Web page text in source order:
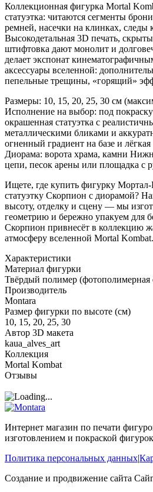
Коллекционная фигурка Mortal
статуэтка: читаются сегменты
ремней, насечки на клинках, следы
Высокодетальная 3D печать,
штифтовка дают монолит и
делает экспонат
аксессуары вселенной:
пепельные трещины, «горящий»
Размеры: 10, 15, 20, 25, 30 см
Исполнение на выбор: под
окрашенная статуэтка с
металлическими бликами и
огненный градиент на базе и
Диорама: ворота храма, камни
цепи, песок арены или площадка с
Ищете, где купить фигурку Мортал-
статуэтку Скорпион с диорамой?
высоту, отделку и сцену — мы
геометрию и бережно упакуем для
Скорпион привнесёт в коллекцию
атмосферу вселенной Mortal Kombat.
Характеристики
Материал фигурки
Твёрдый полимер (фотополимерная
Производитель
Montara
Размер фигурки по высоте (см)
10, 15, 20, 25, 30
Автор 3D макета
kaua_alves_art
Коллекция
Mortal Kombat
Отзывы
Интернет магазин по печати
изготовлением и покраской
Политика персональных данных|
Создание и продвижение сайта